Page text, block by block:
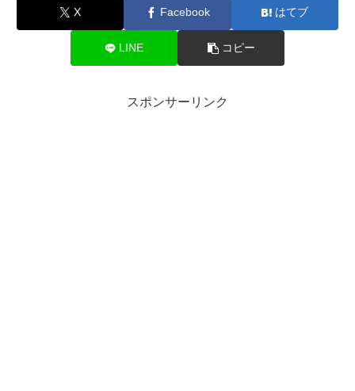
X Facebook はてブ
LINE コピー
スポンサーリンク